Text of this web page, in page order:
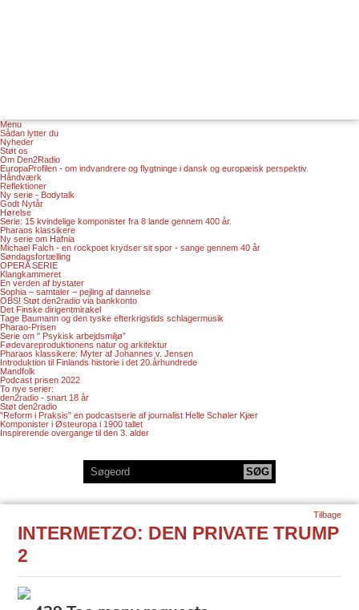
Menu
Sådan lytter du
Nyheder
Støt os
Om Den2Radio
EuropaProfilen - om indvandrere og flygtninge i dansk og europæisk perspektiv.
Håndværk
Reflektioner
Ny serie - Bodytalk
Godt Nytår
Hørelse
Serie: 15 kvindelige komponister fra 8 lande gennem 400 år.
Pharaos klassikere
Ny serie om Hafnia
Michael Falch - en rockpoet krydser sit spor - sange gennem 40 år
Søndagsfortælling
OPERA SERIE
Klangkammeret
En verden af bystater
Sophia – samtaler – pejling af dannelse
OBS! Støt den2radio via bankkonto
Det Finske dirigentmirakel
Tage Baumann og den tyske efterkrigstids schlagermusik
Pharao-Prisen
Serie om " Psykisk arbejdsmiljø"
Fødevareproduktionens natur og arkitektur
Pharaos klassikere: Myter af Johannes v. Jensen
Introduktion til Finlands historie i det 20.århundrede
Mandfolk
Podcast prisen 2022
To nye serier:
den2radio - snart 18 år
Støt den2radio
"Reform i Praksis" en podcastserie af journalist Helle Schøler Kjær
Komponister i Østeuropa i 1900 tallet
Inspirerende overgange til den 3. alder
INTERMETZO: DEN PRIVATE TRUMP
2
Tilbage